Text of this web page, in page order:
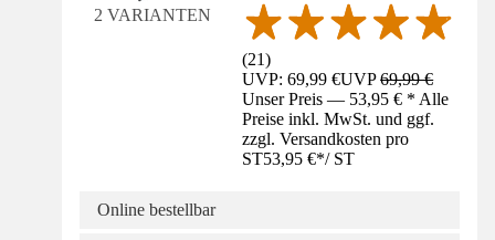
2 VARIANTEN
(21)
UVP: 69,99 €UVP69,99 €
Unser Preis — 53,95 € * Alle
Preise inkl. MwSt. und ggf.
zzgl. Versandkosten pro
ST53,95 €*/ ST
Online bestellbar